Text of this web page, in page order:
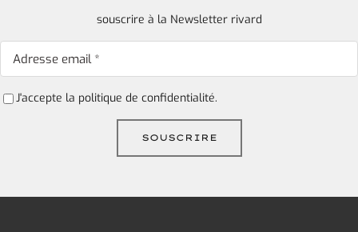
souscrire à la Newsletter rivard
J'accepte la politique de confidentialité.